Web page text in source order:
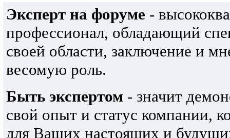
Эксперт на форуме -
профессионал, обладающий
своей области, заключение и
весомую роль.
Быть экспертом - значит
свой опыт и статус компании,
для Ваших настоящих и